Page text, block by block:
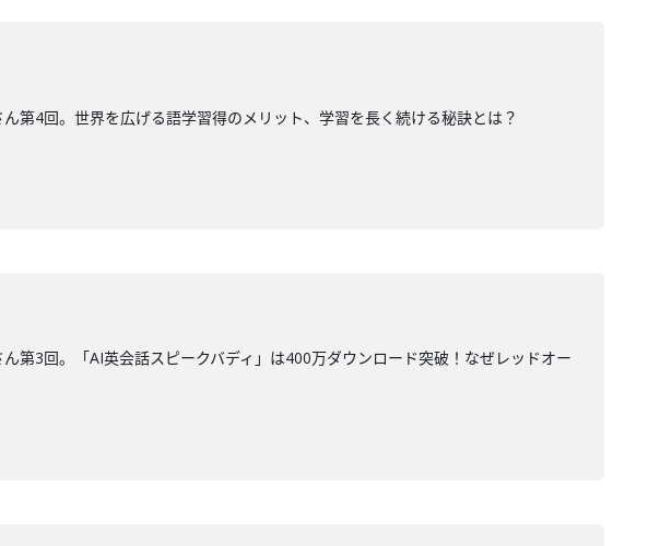
第4回。世界を広げる語学習得のメリット、学習を長く続ける秘訣とは？
第3回。「AI英会話スピークバディ」は400万ダウンロード突破！なぜレッドオー